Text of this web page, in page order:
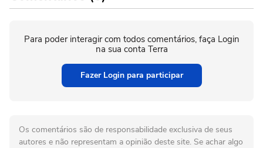
Para poder interagir com todos comentários, faça Login
na sua conta Terra
Fazer Login para participar
Os comentários são de responsabilidade exclusiva de seus
autores e não representam a opinião deste site. Se achar algo